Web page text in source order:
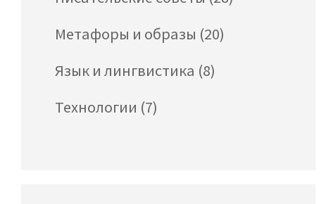
Метафоры и образы (20)
Язык и лингвистика (8)
Технологии (7)